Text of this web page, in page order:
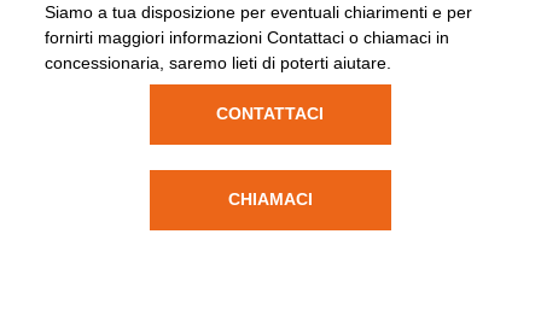
Siamo a tua disposizione per eventuali chiarimenti e per
fornirti maggiori informazioni Contattaci o chiamaci in
concessionaria, saremo lieti di poterti aiutare.
CONTATTACI
CHIAMACI